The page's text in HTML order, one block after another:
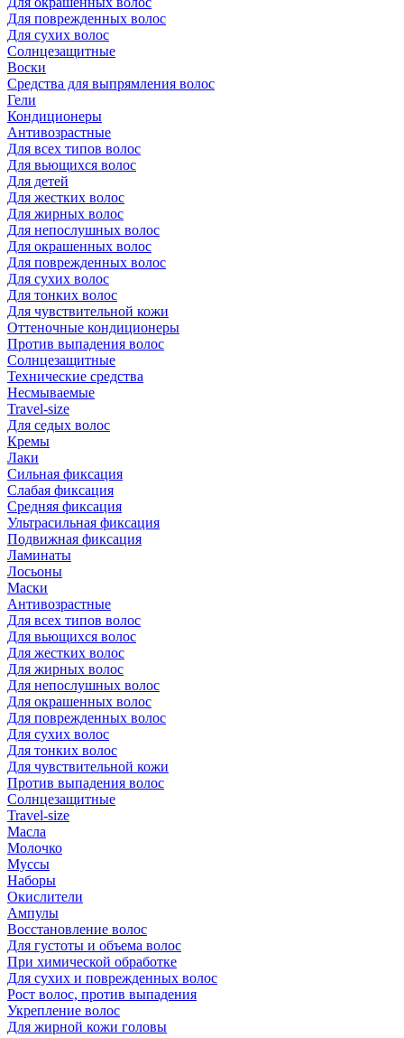
Для поврежденных волос
Для сухих волос
Солнцезащитные
Воски
Средства для выпрямления волос
Гели
Кондиционеры
Антивозрастные
Для всех типов волос
Для вьющихся волос
Для детей
Для жестких волос
Для жирных волос
Для непослушных волос
Для окрашенных волос
Для поврежденных волос
Для сухих волос
Для тонких волос
Для чувствительной кожи
Оттеночные кондиционеры
Против выпадения волос
Солнцезащитные
Технические средства
Несмываемые
Travel-size
Для седых волос
Кремы
Лаки
Сильная фиксация
Слабая фиксация
Средняя фиксация
Ультрасильная фиксация
Подвижная фиксация
Ламинаты
Лосьоны
Маски
Антивозрастные
Для всех типов волос
Для вьющихся волос
Для жестких волос
Для жирных волос
Для непослушных волос
Для окрашенных волос
Для поврежденных волос
Для сухих волос
Для тонких волос
Для чувствительной кожи
Против выпадения волос
Солнцезащитные
Travel-size
Масла
Молочко
Муссы
Наборы
Окислители
Ампулы
Восстановление волос
Для густоты и объема волос
При химической обработке
Для сухих и поврежденных волос
Рост волос, против выпадения
Укрепление волос
Для жирной кожи головы